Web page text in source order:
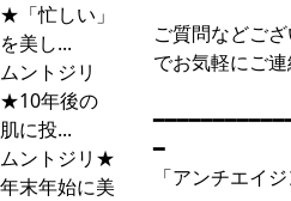
★「忙しい」
を美し...
ムントジリ
★10年後の
肌に投...
ムントジリ★
年末年始に美
ご質問などござ
でお気軽にご連
━
「アンチエイ